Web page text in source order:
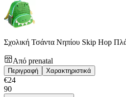
Σχολική Τσάντα Νηπίου Skip Hop
Από prenatal
Περιγραφή Χαρακτηριστικά
€24
90